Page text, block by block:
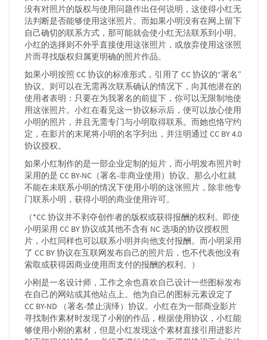
没有对照片的版权与使用问题作出任何说明，这使得小红无
法判断是否能够使用这张照片。而如果小明没有在网上留下
自己确切的联系方式，那可能就会使小红无法联系到小明。
小红的选择则不外乎直接使用这张照片，或放弃使用这张照
片而寻找版权归属更明确的照片作品。
如果小明按照 CC 协议的标准形式，引用了 CC 协议的“署名”
协议。则可以在无需再次联系确认的情况下，向其他潜在的
使用者表明：只要在为我署名的前提下，你可以无限制地使
用这张照片。小红在看见这一协议标示后，便可以放心使用
小明的照片，并且无需专门与小明取得联系。而她也恪守约
定，在影片的末尾将小明的名字列出，并注明通过 CC BY 4.0
协议授权。
如果小红制作的是一部企业定制的短片，而小明发布照片时
采用的是 CC BY-NC（署名-非商业使用）协议。那么小红就
不能在未联系小明的情况下使用小明的这张照片，除非他专
门联系小明，获得小明的商业使用许可。
（*CC 协议并不剥夺创作者的版权或获得报酬的权利。即使
小明采用 CC BY 协议或其他不含有 NC 选项的协议授权照
片，小红同样也可以联系小明并向他支付报酬。而小明采用
了 CC BY 协议在互联网发布自己的照片后，也不代表他没有
索取或获得因商业使用而支付的报酬的权利。）
小刚是一名设计师，工作之余也喜欢自己设计一些图标发布
在自己的网站或其他站点上。他为自己的图标元素设定了
CC BY-ND （署名-禁止演绎）协议。小红在为一部商业影片
寻找制作素材时发现了小刚的作品，根据使用协议，小红能
够使用小刚的素材，但是小红发现这个素材直接引用进影片